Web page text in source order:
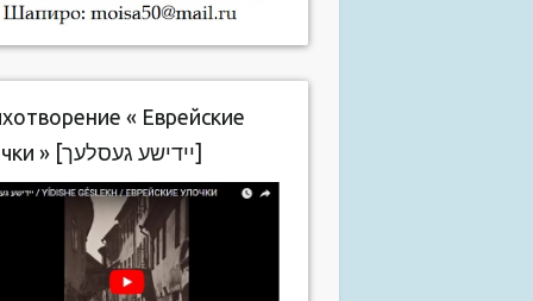
« Еврейские
улочки » [יידישע געסלעך]